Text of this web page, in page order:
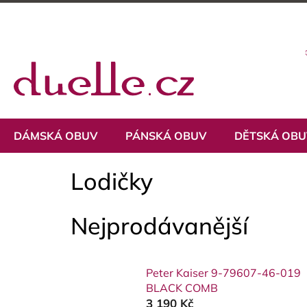
Přejít
DÁMSKÁ OBUV PÁNSKÁ OBUV DĚTSKÁ
Lodičky
Nejprodávanější
Peter Kaiser 9-79607-46-019
BLACK COMB
3 190 Kč